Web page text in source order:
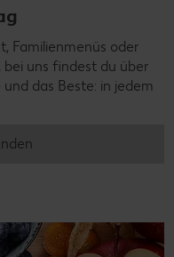
Familienmenüs oder
uns findest du über
das Beste: in jedem